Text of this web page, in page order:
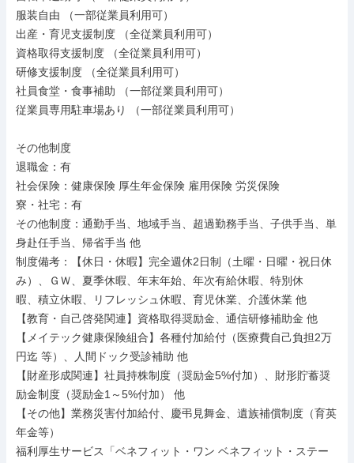
服装自由 （一部従業員利用可）
出産・育児支援制度 （全従業員利用可）
資格取得支援制度 （全従業員利用可）
研修支援制度 （全従業員利用可）
社員食堂・食事補助 （一部従業員利用可）
従業員専用駐車場あり （一部従業員利用可）
その他制度
退職金：有
社会保険：健康保険 厚生年金保険 雇用保険 労災保険
寮・社宅：有
その他制度：通勤手当、地域手当、超過勤務手当、子供手当、単
身赴任手当、帰省手当 他
制度備考：【休日・休暇】完全週休2日制（土曜・日曜・祝日休
み）、ＧＷ、夏季休暇、年末年始、年次有給休暇、特別休
暇、積立休暇、リフレッシュ休暇、育児休業、介護休業 他
【教育・自己啓発関連】資格取得奨励金、通信研修補助金 他
【メイテック健康保険組合】各種付加給付（医療費自己負担2万
円迄 等）、人間ドック受診補助 他
【財産形成関連】社員持株制度（奨励金5%付加）、財形貯蓄奨
励金制度（奨励金1～5%付加） 他
【その他】業務災害付加給付、慶弔見舞金、遺族補償制度（育英
年金等）
福利厚生サービス「ベネフィット・ワン ベネフィット・ステー